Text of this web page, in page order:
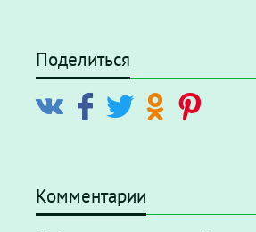
Поделиться
Комментарии